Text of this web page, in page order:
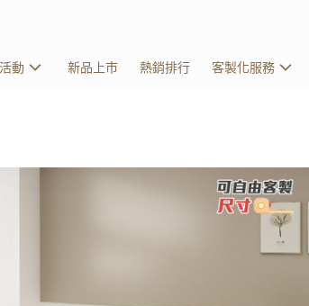
動 新品上市 熱銷排行 客製化服務